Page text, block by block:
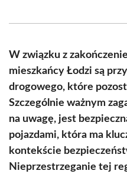
(Twitter)
W związku z
mieszkańcy Łodzi są
drogowego, które
Szczególnie ważnym
na uwagę, jest
pojazdami, która ma
kontekście
Nieprzestrzeganie tej